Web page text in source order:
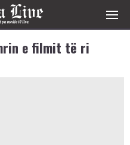
e filmit të ri